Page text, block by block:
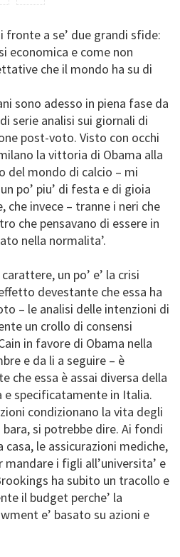
fronte a se’ due grandi sfide:
economica e come non
che il mondo ha su di
sono adesso in piena fase da
serie analisi sui giornali di
post-voto. Visto con occhi
la vittoria di Obama alla
del mondo di calcio – mi
po’ piu’ di festa e di gioia
che invece – tranne i neri che
che pensavano di essere in
nella normalita’.
un po’ e’ la crisi
devestante che essa ha
– le analisi delle intenzioni di
un crollo di consensi
in favore di Obama nella
e da li a seguire – è
che essa è assai diversa della
e specificatamente in Italia.
condizionano la vita degli
si potrebbe dire. Ai fondi
le assicurazioni mediche,
i figli all’universita’ e
ha subito un tracollo e
il budget perche’ la
e’ basato su azioni e